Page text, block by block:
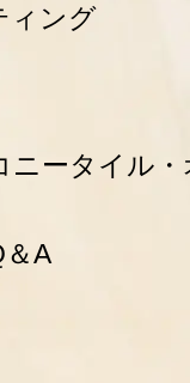
ィング
ータイル・
A